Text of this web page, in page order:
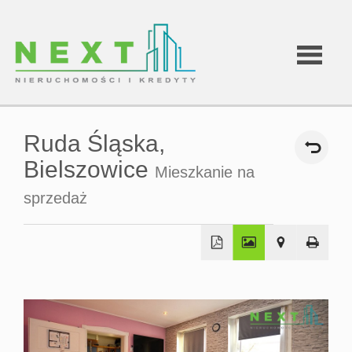
Strona
firmie
Ruda Śląska,
Bielszowice Mieszkanie na
sprzedaż
−